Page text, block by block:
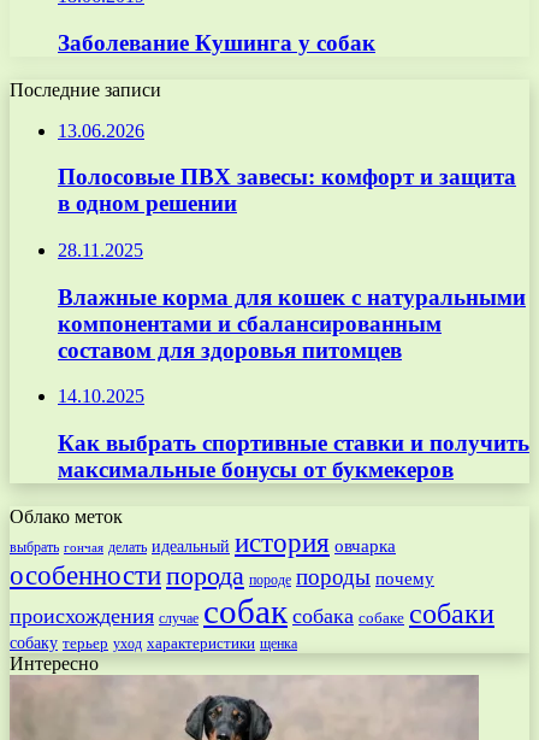
Заболевание Кушинга у собак
Последние записи
13.06.2026
Полосовые ПВХ завесы: комфорт и защита
в одном решении
28.11.2025
Влажные корма для кошек с натуральными
компонентами и сбалансированным
составом для здоровья питомцев
14.10.2025
Как выбрать спортивные ставки и получить
максимальные бонусы от букмекеров
Облако меток
выбрать гончая делать идеальный история овчарка
особенностипорода породе породы почему
происхождения случае собак собака собаке собаки
собаку терьер уход характеристики щенка
Интересно